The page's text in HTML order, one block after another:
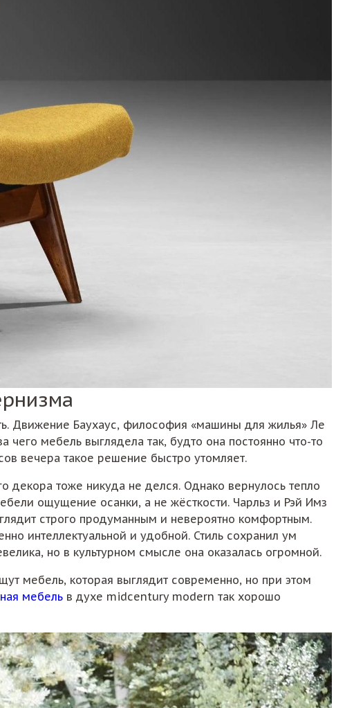
Движение Баухаус, философия «машины для жилья» Ле
мебель выглядела так, будто она постоянно что-то
вечера такое решение быстро утомляет.
декора тоже никуда не делся. Однако вернулось тепло
ощущение осанки, а не жёсткости. Чарльз и Рэй Имз
строго продуманным и невероятно комфортным.
интеллектуальной и удобной. Стиль сохранил ум
но в культурном смысле она оказалась огромной.
мебель, которая выглядит современно, но при этом
мебель в духе midcentury modern так хорошо